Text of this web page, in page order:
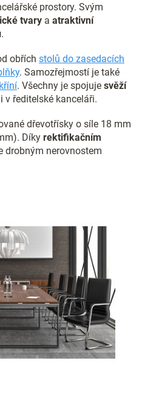
prostory. Svým
tvary a atraktivní
.
obřích stolů do zasedacích
. Samozřejmostí je také
. Všechny je spojuje svěží
v ředitelské kanceláři.
dřevotřísky o síle 18 mm
Díky rektifikačním
drobným nerovnostem